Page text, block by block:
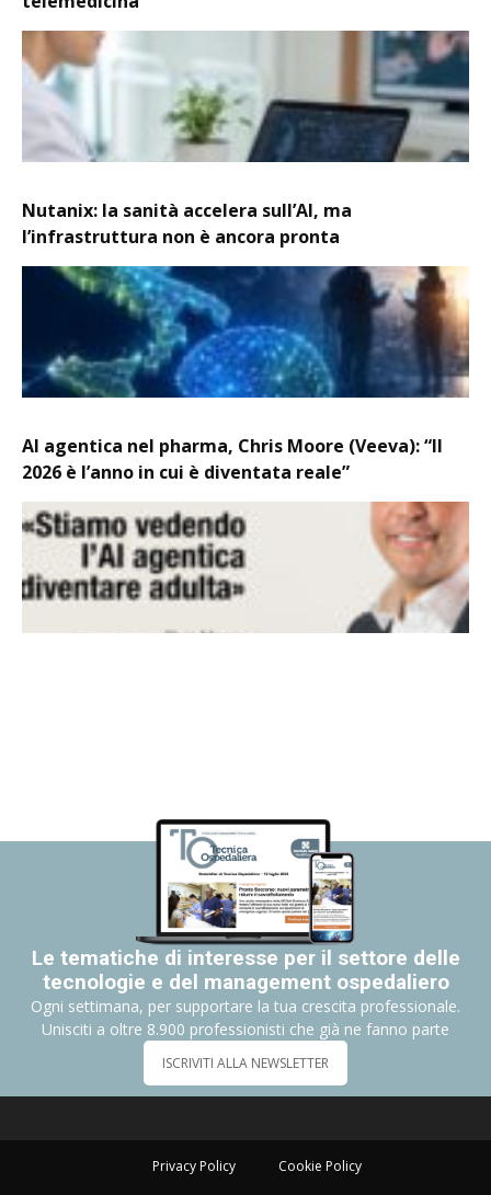
Nutanix: la sanità accelera sull’AI, ma
l’infrastruttura non è ancora pronta
AI agentica nel pharma, Chris Moore (Veeva): “Il
2026 è l’anno in cui è diventata reale”
Le tematiche di interesse per il settore delle
tecnologie e del management ospedaliero
Ogni settimana, per supportare la tua crescita professionale.
Unisciti a oltre 8.900 professionisti che già ne fanno parte
ISCRIVITI ALLA NEWSLETTER
Privacy Policy Cookie Policy